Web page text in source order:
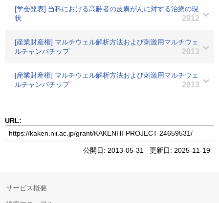
[学会発表] 当科における高齢者の皮膚がんに対する治療の現
状
2012
[産業財産権] マルチウェル解析方法および刺激用マルチウェ
ルチャンバチップ
2013
[産業財産権] マルチウェル解析方法および刺激用マルチウェ
ルチャンバチップ
2013
URL:
公開日: 2013-05-31 更新日: 2025-11-19
サービス概要